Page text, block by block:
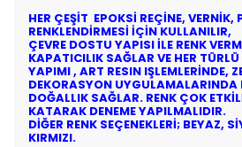
HER ÇEŞİT EPOKSİ REÇİNE, VERNİK,
RENKLENDİRMESİ İÇİN KULLANILIR,
ÇEVRE DOSTU YAPISI İLE RENK
KAPATICILIK SAĞLAR VE HER
YAPIMI , ART RESIN IŞLEMLERİNDE,
DEKORASYON UYGULAMALARINDA
DOĞALLIK SAĞLAR. RENK ÇOK
KATARAK DENEME YAPILMALIDIR.
DİĞER RENK SEÇENEKLERİ; BEYAZ,
KIRMIZI.